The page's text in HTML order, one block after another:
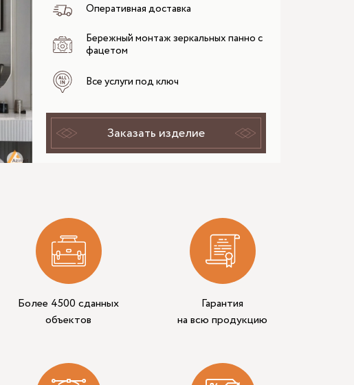
Оперативная доставка
Бережный монтаж зеркальных панно с
фацетом
Все услуги под ключ
Заказать изделие
Более 4500 сданных
объектов
Гарантия
на всю продукцию